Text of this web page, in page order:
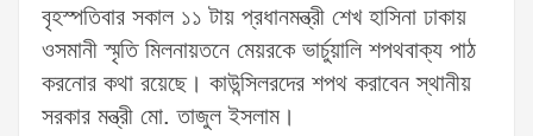
বৃহস্পতিবার সকাল ১১ টায় প্রধানমন্ত্রী শেখ হাসিনা ঢাকায়
ওসমানী স্মৃতি মিলনায়তনে মেয়রকে ভার্চুয়ালি শপথবাক্য পাঠ
করনোর কথা রয়েছে। কাউন্সিলরদের শপথ করাবেন স্থানীয়
সরকার মন্ত্রী মো. তাজুল ইসলাম।